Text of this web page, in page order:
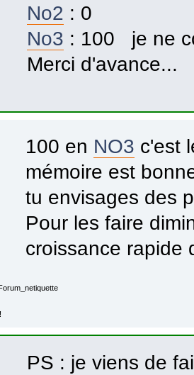
No2 : 0
No3 : 100 je ne
Merci d'avance...
100 en NO3 c'est
mémoire est
tu envisages des
Pour les faire
croissance rapide
PS : je viens de